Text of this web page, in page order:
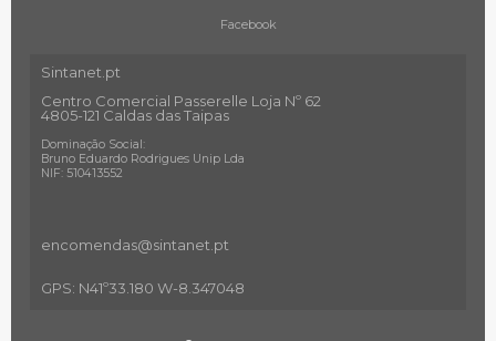
Facebook
Sintanet.pt
Centro Comercial Passerelle Loja Nº 62
4805-121 Caldas das Taipas
Dominação Social:
Bruno Eduardo Rodrigues Unip Lda
NIF: 510413552
encomendas@sintanet .pt
GPS: N41º33.180 W-8.347048